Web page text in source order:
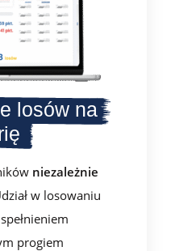
losów na
niezależnie
w losowaniu
progiem